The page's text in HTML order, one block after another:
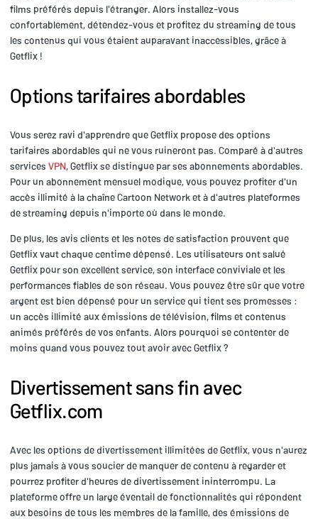
films préférés depuis l'étranger. Alors installez-vous
confortablement, détendez-vous et profitez du streaming de tous
les contenus qui vous étaient auparavant inaccessibles, grâce à
Getflix !
Options tarifaires abordables
Vous serez ravi d'apprendre que Getflix propose des options
tarifaires abordables qui ne vous ruineront pas. Comparé à d'autres
services VPN, Getflix se distingue par ses abonnements abordables.
Pour un abonnement mensuel modique, vous pouvez profiter d'un
accès illimité à la chaîne Cartoon Network et à d'autres plateformes
de streaming depuis n'importe où dans le monde.
De plus, les avis clients et les notes de satisfaction prouvent que
Getflix vaut chaque centime dépensé. Les utilisateurs ont salué
Getflix pour son excellent service, son interface conviviale et les
performances fiables de son réseau. Vous pouvez être sûr que votre
argent est bien dépensé pour un service qui tient ses promesses :
un accès illimité aux émissions de télévision, films et contenus
animés préférés de vos enfants. Alors pourquoi se contenter de
moins quand vous pouvez tout avoir avec Getflix ?
Divertissement sans fin avec
Getflix.com
Avec les options de divertissement illimitées de Getflix, vous n'aurez
plus jamais à vous soucier de manquer de contenu à regarder et
pourrez profiter d'heures de divertissement ininterrompu. La
plateforme offre un large éventail de fonctionnalités qui répondent
aux besoins de tous les membres de la famille, des émissions de